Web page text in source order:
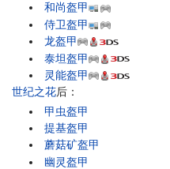
和尚盔甲
侍卫盔甲
龙盔甲
泰坦盔甲
灵能盔甲
世纪之花后：
甲虫盔甲
提基盔甲
蘑菇矿盔甲
幽灵盔甲